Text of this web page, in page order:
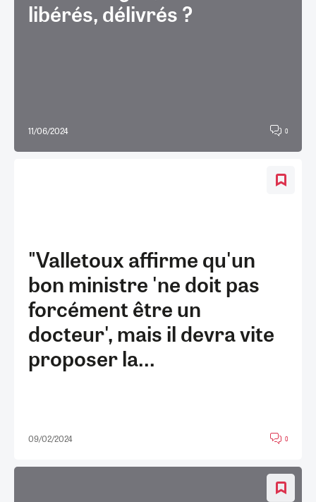
libérés, délivrés ?
11/06/2024 0
"Valletoux affirme qu'un
bon ministre 'ne doit pas
forcément être un
docteur', mais il devra vite
proposer la...
09/02/2024 0